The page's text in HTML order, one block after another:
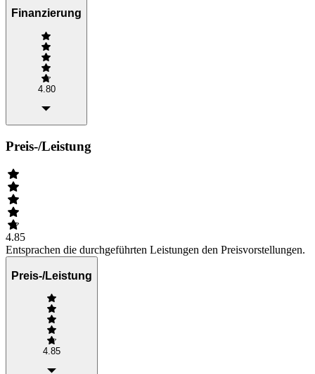
Finanzierung
4.80
Preis-/Leistung
4.85
Entsprachen die durchgeführten Leistungen den Preisvorstellungen.
Preis-/Leistung
4.85